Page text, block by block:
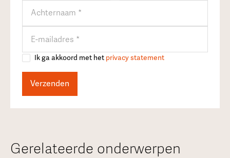
Ik ga akkoord met het privacy statement
Gerelateerde onderwerpen